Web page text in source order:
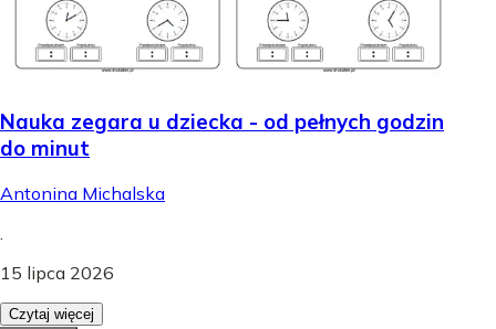
Nauka zegara u dziecka - od pełnych godzin
do minut
Antonina Michalska
.
15 lipca 2026
Czytaj więcej